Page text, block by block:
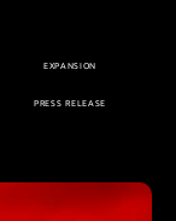
EXPANSION
PRESS RELEASE